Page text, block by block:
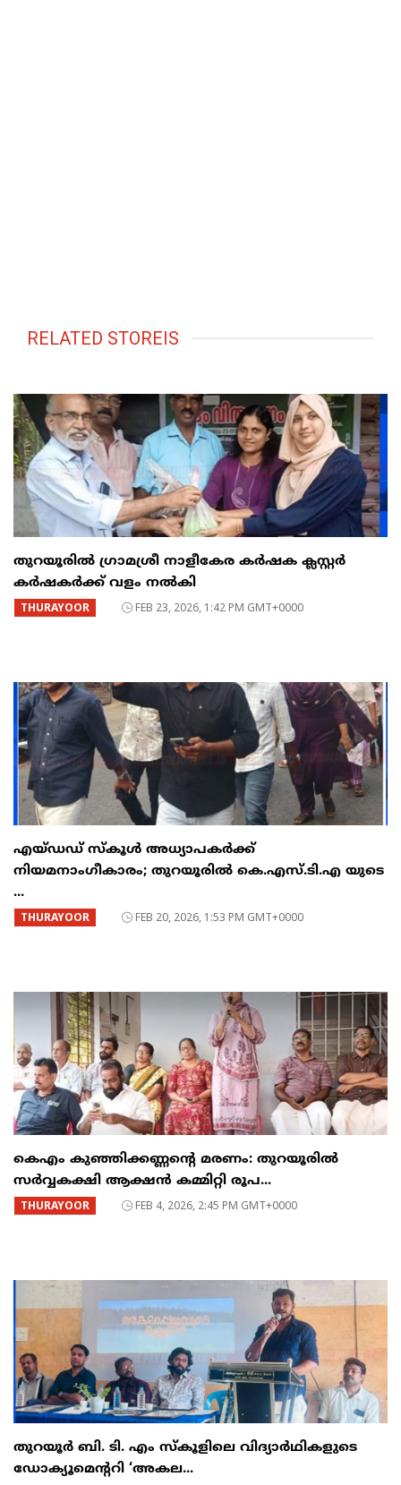
RELATED STOREIS
തുറയൂരിൽ ഗ്രാമശ്രീ നാളീകേര കർഷക ക്ലസ്റ്റർ
കർഷകർക്ക് വളം നൽകി
THURAYOOR FEB 23, 2026, 1:42 PM GMT+0000
എയ്ഡഡ് സ്കൂൾ അധ്യാപകർക്ക്
നിയമനാംഗീകാരം; തുറയൂരിൽ കെ.എസ്.ടി.എ യുടെ
...
THURAYOOR FEB 20, 2026, 1:53 PM GMT+0000
കെഎം കുഞ്ഞിക്കണ്ണന്റെ മരണം: തുറയൂരിൽ
സർവ്വകക്ഷി ആക്ഷൻ കമ്മിറ്റി രൂപ...
THURAYOOR FEB 4, 2026, 2:45 PM GMT+0000
തുറയൂർ ബി. ടി. എം സ്കൂളിലെ വിദ്യാർഥികളുടെ
ഡോക്യൂമെന്ററി ‘അകല...